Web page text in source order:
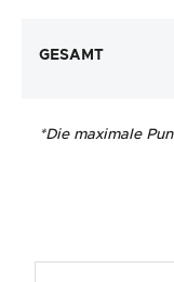
GESAMT
*Die maximale